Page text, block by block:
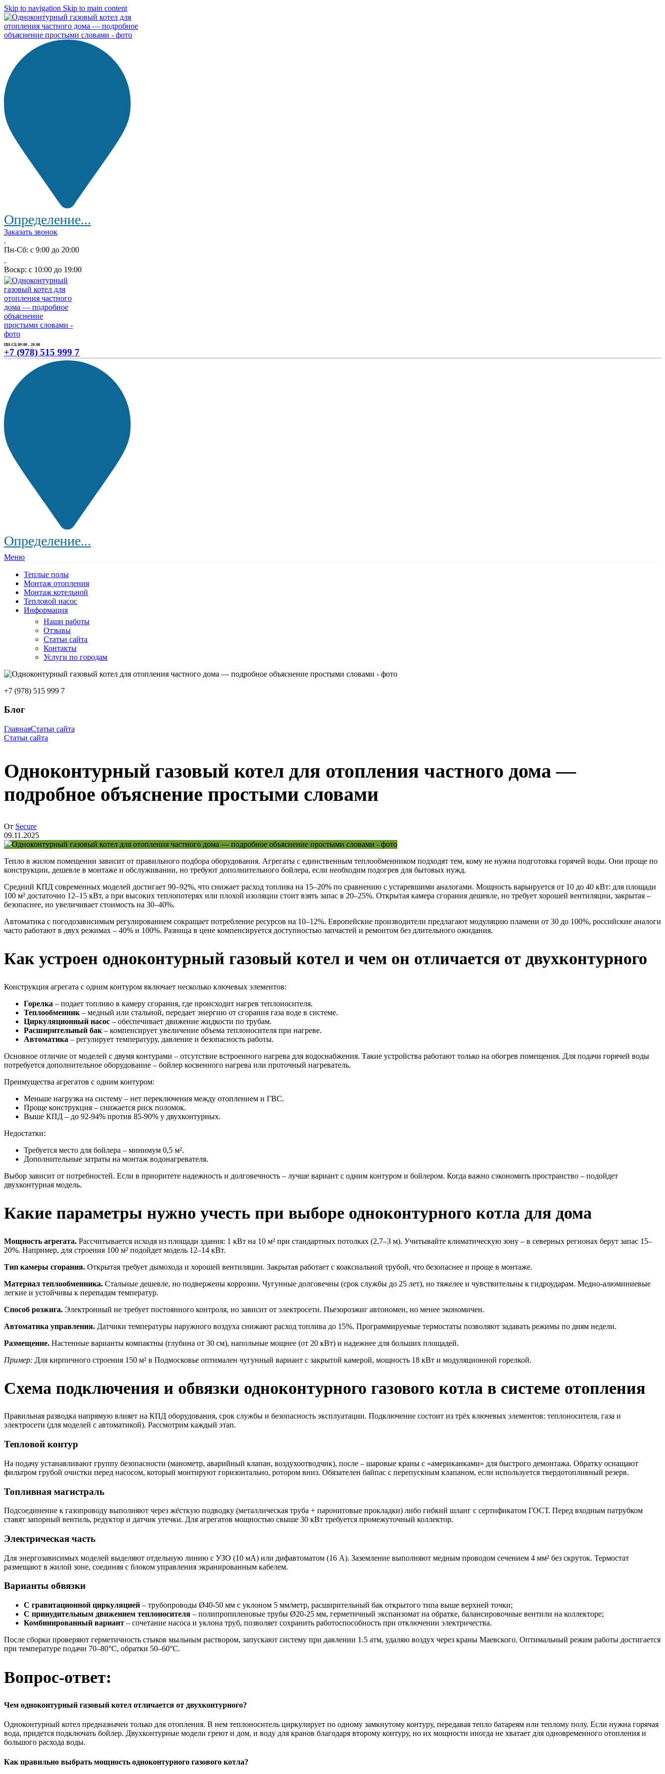
Skip to navigation Skip to main content
Определение...
Заказать звонок
.
Пн-Сб: с 9:00 до 20:00
.
Воскр: с 10:00 до 19:00
ПН-СБ 09:00 - 20:00
+7 (978) 515 999 7
Определение...
Меню
Теплые полы
Монтаж отопления
Монтаж котельной
Тепловой насос
Информация
Наши работы
Отзывы
Статьи сайта
Контакты
Услуги по городам
+7 (978) 515 999 7
Блог
ГлавнаяСтатьи сайта
Статьи сайта
Одноконтурный газовый котел для отопления частного дома —
подробное объяснение простыми словами
От Secure
09.11.2025
Тепло в жилом помещении зависит от правильного подбора оборудования. Агрегаты с единственным теплообменником подходят тем, кому не нужна подготовка горячей воды. Они проще по
конструкции, дешевле в монтаже и обслуживании, но требуют дополнительного бойлера, если необходим подогрев для бытовых нужд.
Средний КПД современных моделей достигает 90–92%, что снижает расход топлива на 15–20% по сравнению с устаревшими аналогами. Мощность варьируется от 10 до 40 кВт: для площади
100 м² достаточно 12–15 кВт, а при высоких теплопотерях или плохой изоляции стоит взять запас в 20–25%. Открытая камера сгорания дешевле, но требует хорошей вентиляции, закрытая –
безопаснее, но увеличивает стоимость на 30–40%.
Автоматика с погодозависимым регулированием сокращает потребление ресурсов на 10–12%. Европейские производители предлагают модуляцию пламени от 30 до 100%, российские аналоги
часто работают в двух режимах – 40% и 100%. Разница в цене компенсируется доступностью запчастей и ремонтом без длительного ожидания.
Как устроен одноконтурный газовый котел и чем он отличается от двухконтурного
Конструкция агрегата с одним контуром включает несколько ключевых элементов:
Горелка – подает топливо в камеру сгорания, где происходит нагрев теплоносителя.
Теплообменник – медный или стальной, передает энергию от сгорания газа воде в системе.
Циркуляционный насос – обеспечивает движение жидкости по трубам.
Расширительный бак – компенсирует увеличение объема теплоносителя при нагреве.
Автоматика – регулирует температуру, давление и безопасность работы.
Основное отличие от моделей с двумя контурами – отсутствие встроенного нагрева для водоснабжения. Такие устройства работают только на обогрев помещения. Для подачи горячей воды
потребуется дополнительное оборудование – бойлер косвенного нагрева или проточный нагреватель.
Преимущества агрегатов с одним контуром:
Меньше нагрузка на систему – нет переключения между отоплением и ГВС.
Проще конструкция – снижается риск поломок.
Выше КПД – до 92-94% против 85-90% у двухконтурных.
Недостатки:
Требуется место для бойлера – минимум 0,5 м².
Дополнительные затраты на монтаж водонагревателя.
Выбор зависит от потребностей. Если в приоритете надежность и долговечность – лучше вариант с одним контуром и бойлером. Когда важно сэкономить пространство – подойдет
двухконтурная модель.
Какие параметры нужно учесть при выборе одноконтурного котла для дома
Мощность агрегата. Рассчитывается исходя из площади здания: 1 кВт на 10 м² при стандартных потолках (2,7–3 м). Учитывайте климатическую зону – в северных регионах берут запас 15–
20%. Например, для строения 100 м² подойдет модель 12–14 кВт.
Тип камеры сгорания. Открытая требует дымохода и хорошей вентиляции. Закрытая работает с коаксиальной трубой, что безопаснее и проще в монтаже.
Материал теплообменника. Стальные дешевле, но подвержены коррозии. Чугунные долговечны (срок службы до 25 лет), но тяжелее и чувствительны к гидроударам. Медно-алюминиевые
легкие и устойчивы к перепадам температур.
Способ розжига. Электронный не требует постоянного контроля, но зависит от электросети. Пьезорозжиг автономен, но менее экономичен.
Автоматика управления. Датчики температуры наружного воздуха снижают расход топлива до 15%. Программируемые термостаты позволяют задавать режимы по дням недели.
Размещение. Настенные варианты компактны (глубина от 30 см), напольные мощнее (от 20 кВт) и надежнее для больших площадей.
Пример: Для кирпичного строения 150 м² в Подмосковье оптимален чугунный вариант с закрытой камерой, мощность 18 кВт и модуляционной горелкой.
Схема подключения и обвязки одноконтурного газового котла в системе отопления
Правильная разводка напрямую влияет на КПД оборудования, срок службы и безопасность эксплуатации. Подключение состоит из трёх ключевых элементов: теплоносителя, газа и
электросети (для моделей с автоматикой). Рассмотрим каждый этап.
Тепловой контур
На подачу устанавливают группу безопасности (манометр, аварийный клапан, воздухоотводчик), после – шаровые краны с «американками» для быстрого демонтажа. Обратку оснащают
фильтром грубой очистки перед насосом, который монтируют горизонтально, ротором вниз. Обязателен байпас с перепускным клапаном, если используется твердотопливный резерв.
Топливная магистраль
Подсоединение к газопроводу выполняют через жёсткую подводку (металлическая труба + паронитовые прокладки) либо гибкий шланг с сертификатом ГОСТ. Перед входным патрубком
ставят запорный вентиль, редуктор и датчик утечки. Для агрегатов мощностью свыше 30 кВт требуется промежуточный коллектор.
Электрическая часть
Для энергозависимых моделей выделяют отдельную линию с УЗО (10 мА) или дифавтоматом (16 А). Заземление выполняют медным проводом сечением 4 мм² без скруток. Термостат
размещают в жилой зоне, соединяя с блоком управления экранированным кабелем.
Варианты обвязки
С гравитационной циркуляцией – трубопроводы Ø40-50 мм с уклоном 5 мм/метр, расширительный бак открытого типа выше верхней точки;
С принудительным движением теплоносителя – полипропиленовые трубы Ø20-25 мм, герметичный экспанзомат на обратке, балансировочные вентили на коллекторе;
Комбинированный вариант – сочетание насоса и уклона труб, позволяет сохранить работоспособность при отключении электричества.
После сборки проверяют герметичность стыков мыльным раствором, запускают систему при давлении 1.5 атм, удаляю воздух через краны Маевского. Оптимальный режим работы достигается
при температуре подачи 70–80°C, обратки 50–60°C.
Вопрос-ответ:
Чем одноконтурный газовый котел отличается от двухконтурного?
Одноконтурный котел предназначен только для отопления. В нем теплоноситель циркулирует по одному замкнутому контуру, передавая тепло батареям или теплому полу. Если нужна горячая
вода, придется подключать бойлер. Двухконтурные модели греют и дом, и воду для кранов благодаря второму контуру, но их мощности иногда не хватает для одновременного отопления и
большого расхода воды.
Как правильно выбрать мощность одноконтурного газового котла?